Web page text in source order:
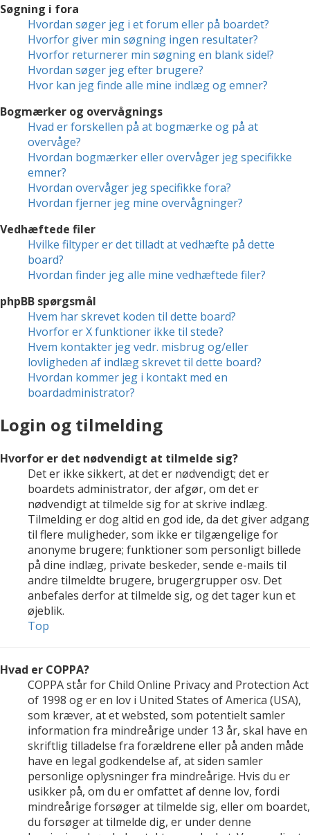
Søgning i fora
Hvordan søger jeg i et forum eller på boardet?
Hvorfor giver min søgning ingen resultater?
Hvorfor returnerer min søgning en blank side!?
Hvordan søger jeg efter brugere?
Hvor kan jeg finde alle mine indlæg og emner?
Bogmærker og overvågnings
Hvad er forskellen på at bogmærke og på at
overvåge?
Hvordan bogmærker eller overvåger jeg specifikke
emner?
Hvordan overvåger jeg specifikke fora?
Hvordan fjerner jeg mine overvågninger?
Vedhæftede filer
Hvilke filtyper er det tilladt at vedhæfte på dette
board?
Hvordan finder jeg alle mine vedhæftede filer?
phpBB spørgsmål
Hvem har skrevet koden til dette board?
Hvorfor er X funktioner ikke til stede?
Hvem kontakter jeg vedr. misbrug og/eller
lovligheden af indlæg skrevet til dette board?
Hvordan kommer jeg i kontakt med en
boardadministrator?
Login og tilmelding
Hvorfor er det nødvendigt at tilmelde sig?
Det er ikke sikkert, at det er nødvendigt; det er
boardets administrator, der afgør, om det er
nødvendigt at tilmelde sig for at skrive indlæg.
Tilmelding er dog altid en god ide, da det giver adgang
til flere muligheder, som ikke er tilgængelige for
anonyme brugere; funktioner som personligt billede
på dine indlæg, private beskeder, sende e-mails til
andre tilmeldte brugere, brugergrupper osv. Det
anbefales derfor at tilmelde sig, og det tager kun et
øjeblik.
Top
Hvad er COPPA?
COPPA står for Child Online Privacy and Protection Act
of 1998 og er en lov i United States of America (USA),
som kræver, at et websted, som potentielt samler
information fra mindreårige under 13 år, skal have en
skriftlig tilladelse fra forældrene eller på anden måde
have en legal godkendelse af, at siden samler
personlige oplysninger fra mindreårige. Hvis du er
usikker på, om du er omfattet af denne lov, fordi
mindreårige forsøger at tilmelde sig, eller om boardet,
du forsøger at tilmelde dig, er under denne